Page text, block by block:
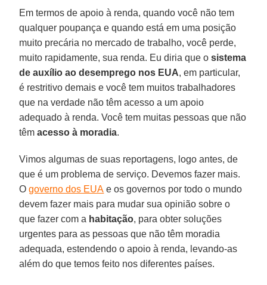
Em termos de apoio à renda, quando você não tem
qualquer poupança e quando está em uma posição
muito precária no mercado de trabalho, você perde,
muito rapidamente, sua renda. Eu diria que osistema
de auxílio ao desemprego nos EUA, em particular,
é restritivo demais e você tem muitos trabalhadores
que na verdade não têm acesso a um apoio
adequado à renda. Você tem muitas pessoas que não
têmacesso à moradia.
Vimos algumas de suas reportagens, logo antes, de
que é um problema de serviço. Devemos fazer mais.
Ogoverno dos EUA e os governos por todo o mundo
devem fazer mais para mudar sua opinião sobre o
que fazer com a habitação, para obter soluções
urgentes para as pessoas que não têm moradia
adequada, estendendo o apoio à renda, levando-as
além do que temos feito nos diferentes países.